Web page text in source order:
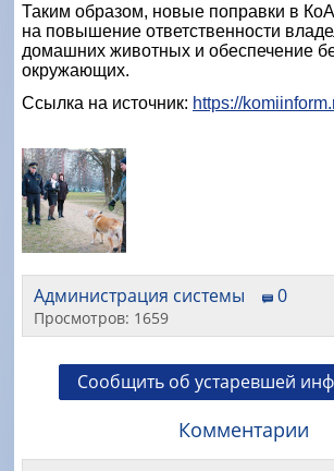
Таким образом, новые поправки в
на повышение ответственности
домашних животных и обеспечение
окружающих.
Ссылка на источник: https://
Администрация системы 0
Просмотров: 1659
Сообщить об устаревшей
Комментарии